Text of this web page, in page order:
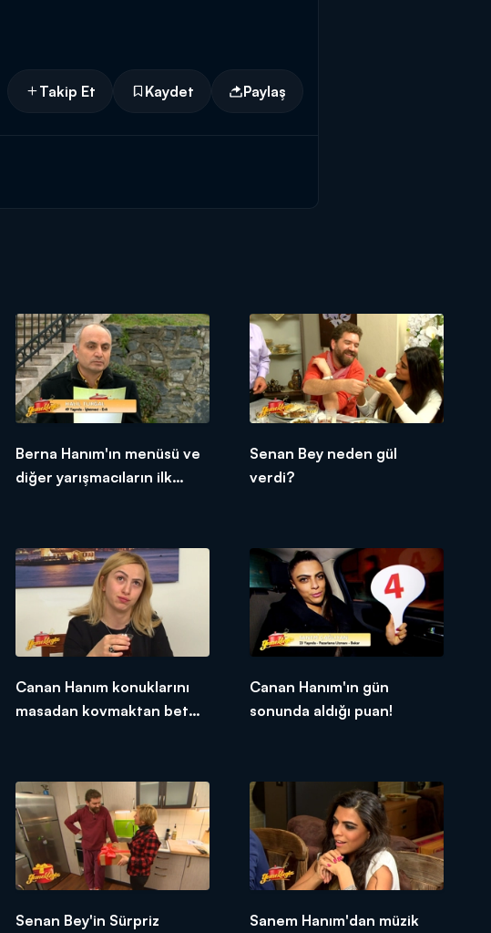
Takip Et Kaydet Paylaş
Berna Hanım'ın menüsü ve
diğer yarışmacıların ilk
Senan Bey neden gül
verdi?
Canan Hanım konuklarını
masadan kovmaktan beter
Canan Hanım'ın gün
sonunda aldığı puan!
Senan Bey'in Sürpriz
Sanem Hanım'dan müzik